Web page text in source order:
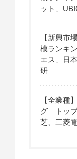
ット、
【新興市
模ランキ
エス、日
研
【全業種
グ トップ
芝、三菱